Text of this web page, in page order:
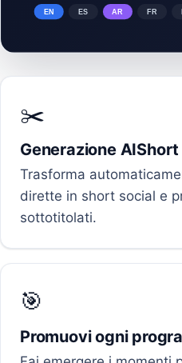
✂️
Generazione AIShort
Trasforma
dirette in short social e
sottotitolati.
🎯
Promuovi ogni